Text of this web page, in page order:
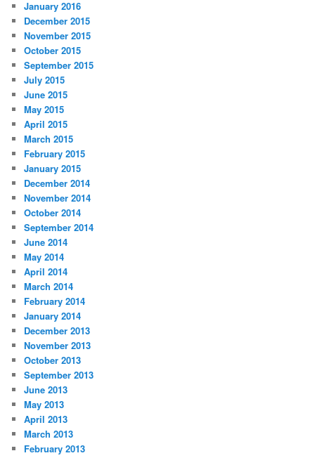
January 2016
December 2015
November 2015
October 2015
September 2015
July 2015
June 2015
May 2015
April 2015
March 2015
February 2015
January 2015
December 2014
November 2014
October 2014
September 2014
June 2014
May 2014
April 2014
March 2014
February 2014
January 2014
December 2013
November 2013
October 2013
September 2013
June 2013
May 2013
April 2013
March 2013
February 2013